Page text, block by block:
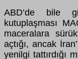
ABD’de bile
kutuplaşması
maceralara
açtığı, ancak
yenilgi tattırdığı